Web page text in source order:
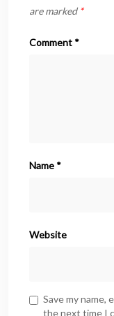
are marked *
Comment *
Name *
Website
Save my name,
the next time I